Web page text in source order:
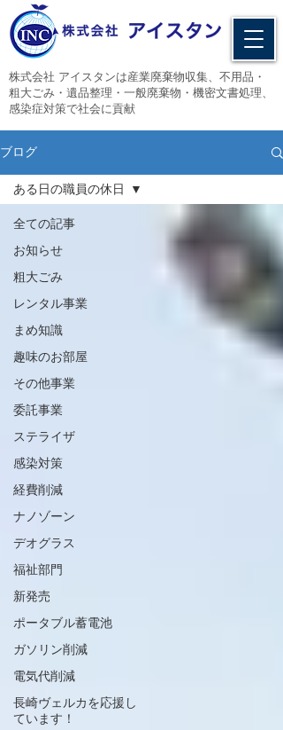
​株式会社 アイスタンは産業廃棄物収集、不用品・
粗大ごみ・遺品整理・一般廃棄物・機密文書処理、
感染症対策で社会に貢献
ブログ
全ての記事
お知らせ
粗大ごみ
レンタル事業
まめ知識
趣味のお部屋
その他事業
委託事業
ステライザ
感染対策
経費削減
ナノゾーン
デオグラス
福祉部門
新発売
ポータブル蓄電池
ガソリン削減
電気代削減
長崎ヴェルカを応援し
ています！
ある日の職員の休日